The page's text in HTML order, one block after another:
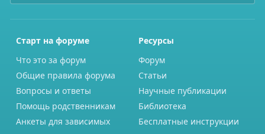
Старт на форуме
Что это за форум
Общие правила форума
Вопросы и ответы
Помощь родственникам
Анкеты для зависимых
Ресурсы
Форум
Статьи
Научные публикации
Библиотека
Бесплатные инструкции